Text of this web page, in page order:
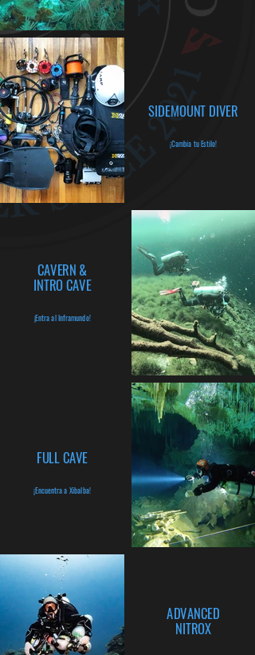
SIDEMOUNT DIVER
¡Cambia tu Estilo!
CAVERN &
INTRO CAVE
¡Entra al Inframundo!
FULL CAVE
¡Encuentra a Xibalba!
ADVANCED
NITROX